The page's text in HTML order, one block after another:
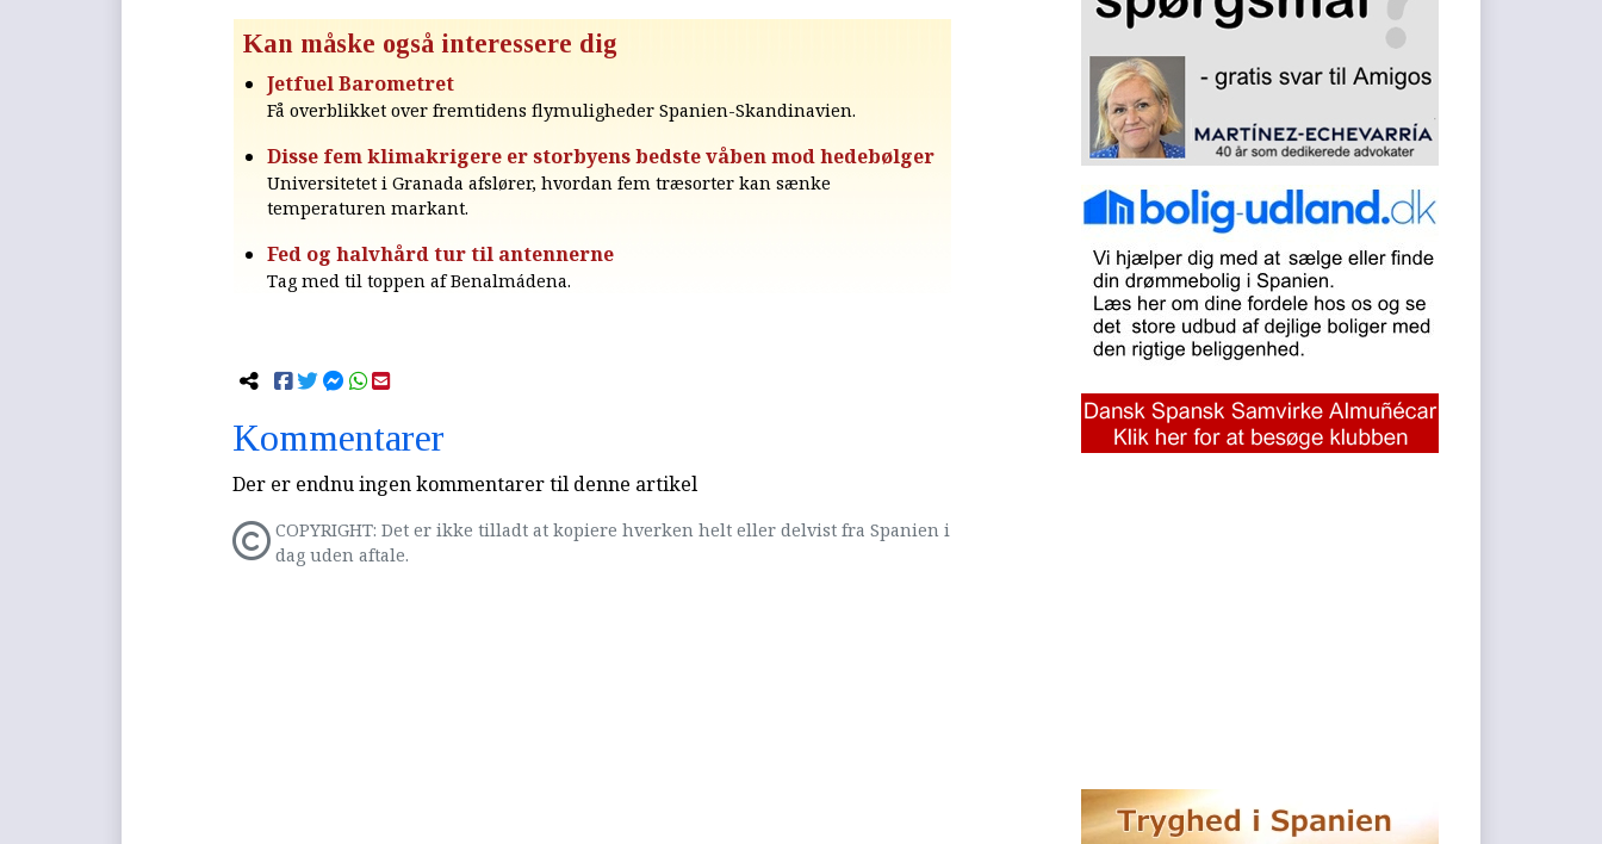
Kan måske også interessere dig
Jetfuel Barometret
Få overblikket over fremtidens flymuligheder Spanien-Skandinavien.
Disse fem klimakrigere er storbyens bedste våben mod hedebølger
Universitetet i Granada afslører, hvordan fem træsorter kan sænke
temperaturen markant.
Fed og halvhård tur til antennerne
Tag med til toppen af Benalmádena.
Kommentarer
Der er endnu ingen kommentarer til denne artikel
COPYRIGHT: Det er ikke tilladt at kopiere hverken helt eller delvist fra Spanien i
dag uden aftale.